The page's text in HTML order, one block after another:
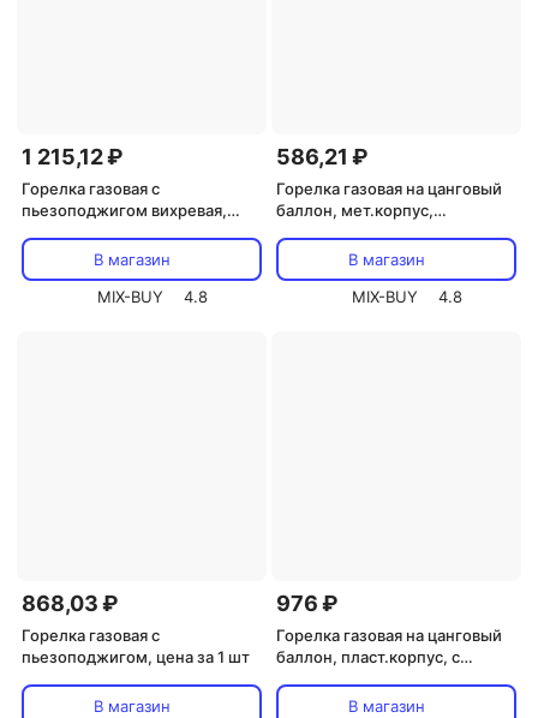
1 215,12 ₽
Горелка газовая с
пьезоподжигом вихревая,
В магазин
MIX-BUY
4.8
586,21 ₽
Горелка газовая на цанговый
баллон, мет.корпус,
клапан, сопло 20 мм, цена за 1
шт
В магазин
MIX-BUY
4.8
868,03 ₽
Горелка газовая с
пьезоподжигом, цена за 1 шт
В магазин
976 ₽
Горелка газовая на цанговый
баллон, пласт.корпус, с
360°, сопло 22 мм, цена за 1
В магазин